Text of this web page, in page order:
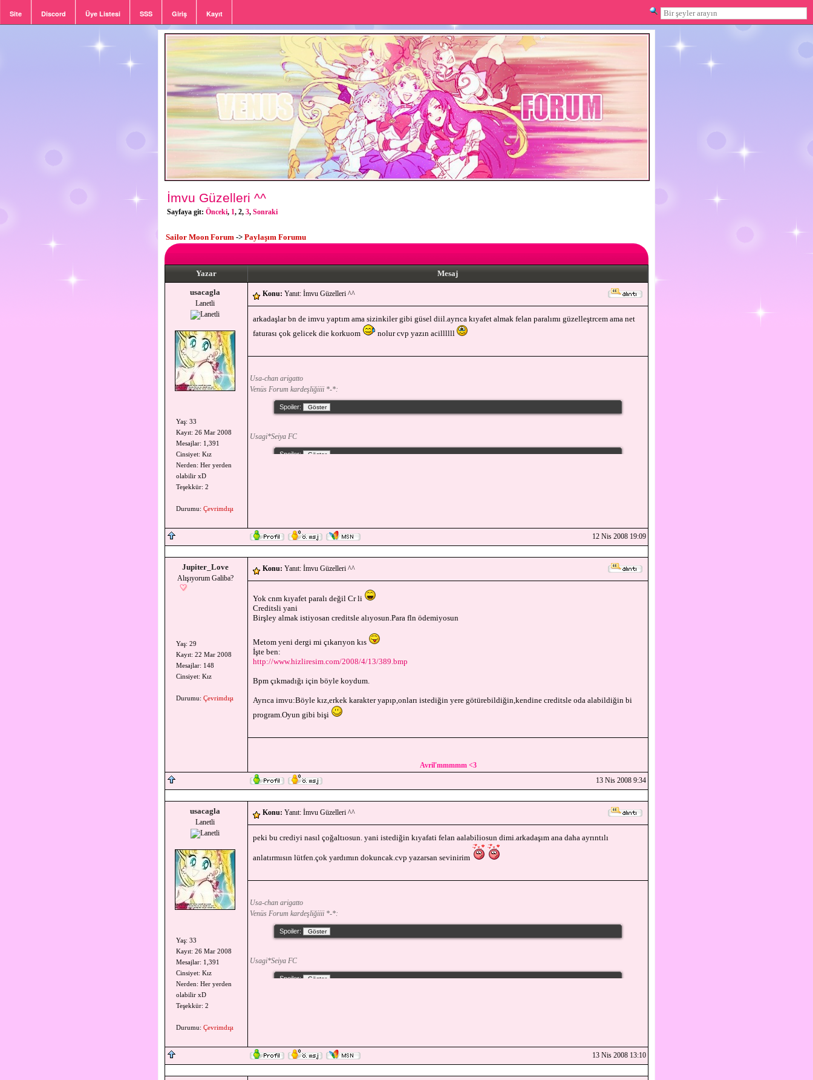
Site Discord Üye Listesi SSS Giriş Kayıt
İmvu Güzelleri ^^
Sayfaya git: Önceki, 1, 2, 3, Sonraki
Sailor Moon Forum -> Paylaşım Forumu
Yazar Mesaj
usacagla
Lanetli
Yaş: 33
Kayıt: 26 Mar 2008
Mesajlar: 1,391
Cinsiyet: Kız
Nerden: Her yerden
olabilir xD
Teşekkür: 2
Durumu: Çevrimdışı
Konu: Yanıt: İmvu Güzelleri ^^
arkadaşlar bn de imvu yaptım ama sizinkiler gibi güsel diil.ayrıca kıyafet almak felan paralımı güzelleştrcem ama net
faturası çok gelicek die korkuom
nolur cvp yazın acillllll
Usa-chan arigatto
Venüs Forum kardeşliğiiii *-*:
Spoiler:
Usagi*Seiya FC
Spoiler:
12 Nis 2008 19:09
Jupiter_Love
Alışıyorum Galiba?
Yaş: 29
Kayıt: 22 Mar 2008
Mesajlar: 148
Cinsiyet: Kız
Durumu: Çevrimdışı
Konu: Yanıt: İmvu Güzelleri ^^
Yok cnm kıyafet paralı değil Cr li
Creditsli yani
Birşley almak istiyosan creditsle alıyosun.Para fln ödemiyosun
Metom yeni dergi mi çıkarıyon kıs
İşte ben:
http://www.hizliresim.com/2008/4/13/389.bmp
Bpm çıkmadığı için böyle koydum.
Ayrıca imvu:Böyle kız,erkek karakter yapıp,onları istediğin yere götürebildiğin,kendine creditsle oda alabildiğin bi
program.Oyun gibi bişi
Avril'mmmmm <3
13 Nis 2008 9:34
usacagla
Lanetli
Yaş: 33
Kayıt: 26 Mar 2008
Mesajlar: 1,391
Cinsiyet: Kız
Nerden: Her yerden
olabilir xD
Teşekkür: 2
Durumu: Çevrimdışı
Konu: Yanıt: İmvu Güzelleri ^^
peki bu crediyi nasıl çoğaltıosun. yani istediğin kıyafati felan aalabiliosun dimi.arkadaşım ana daha ayrıntılı
anlatırmısın lütfen.çok yardımın dokuncak.cvp yazarsan sevinirim
Usa-chan arigatto
Venüs Forum kardeşliğiiii *-*:
Spoiler:
Usagi*Seiya FC
Spoiler:
13 Nis 2008 13:10